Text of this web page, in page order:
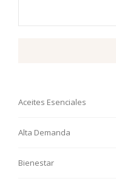
Aceites Esenciales
Alta Demanda
Bienestar